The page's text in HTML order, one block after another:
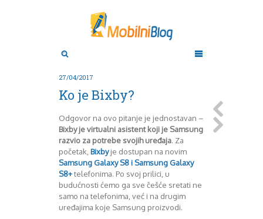
Android
Huawei
Igrice
iOS
LG
Motorola
Novembar 2011
Maj 2012
Juni 2012
Juli 2012
Septembar 2012
Oktobar 2012
27/04/2017
Ko je Bixby?
Odgovor na ovo pitanje je jednostavan –
Bixby je virtualni asistent koji je Samsung
razvio za potrebe svojih uređaja. Za
početak, Bixbyje dostupan na novim
Samsung Galaxy S8 i Samsung Galaxy
S8+telefonima. Po svoj prilici, u
budućnosti ćemo ga sve češće sretati ne
samo na telefonima, već i na drugim
uređajima koje Samsung proizvodi.